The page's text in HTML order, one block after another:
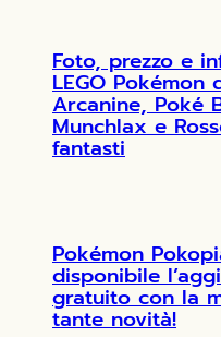
Foto, prezzo e
LEGO Pokémon
Arcanine, Poké
Munchlax e
fantasti
Pokémon
disponibile
gratuito con la
tante novità!